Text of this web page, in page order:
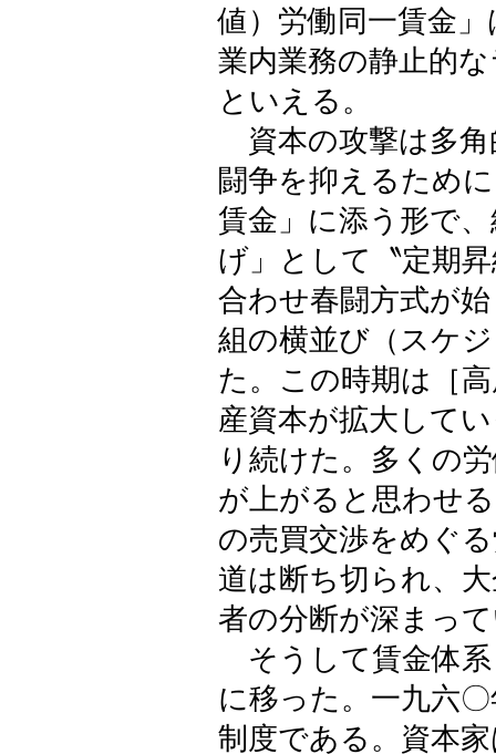
値）労働同一賃金
業内業務の静止的
といえる。
資本の攻撃は多角
闘争を抑えるため
賃金」に添う形で
げ」として〝定期
合わせ春闘方式が
組の横並び（スケ
た。この時期は［
産資本が拡大して
り続けた。多くの
が上がると思わせ
の売買交渉をめぐ
道は断ち切られ、
者の分断が深まっ
そうして賃金体系
に移った。一九六
制度である。資本